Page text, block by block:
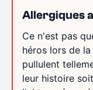
Allergiques
Ce n'est pas
héros lors de
pullulent
leur histoire